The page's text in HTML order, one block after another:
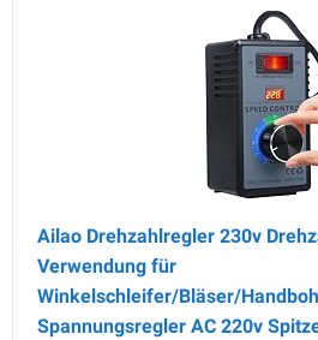
Ailao Drehzahlregler 230v
Verwendung für
Winkelschleifer/Bläser/
Spannungsregler AC 220v